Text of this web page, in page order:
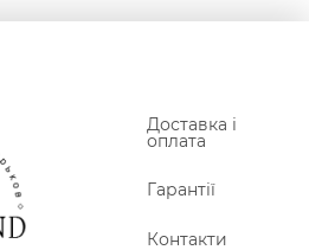
Доставка і
оплата
Гарантії
Контакти